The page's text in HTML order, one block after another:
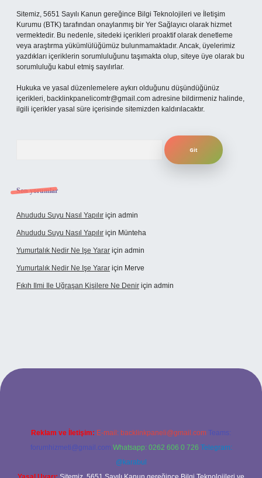
Sitemiz, 5651 Sayılı Kanun gereğince Bilgi Teknolojileri ve İletişim
Kurumu (BTK) tarafından onaylanmış bir Yer Sağlayıcı olarak hizmet
vermektedir. Bu nedenle, sitedeki içerikleri proaktif olarak denetleme
veya araştırma yükümlülüğümüz bulunmamaktadır. Ancak, üyelerimiz
yazdıkları içeriklerin sorumluluğunu taşımakta olup, siteye üye olarak bu
sorumluluğu kabul etmiş sayılırlar.
Hukuka ve yasal düzenlemelere aykırı olduğunu düşündüğünüz
içerikleri, backlinkpanelicomtr@gmail.com adresine bildirmeniz halinde,
ilgili içerikler yasal süre içerisinde sitemizden kaldırılacaktır.
Son yorumlar
Ahududu Suyu Nasıl Yapılır için admin
Ahududu Suyu Nasıl Yapılır için Münteha
Yumurtalık Nedir Ne Işe Yarar için admin
Yumurtalık Nedir Ne Işe Yarar için Merve
Fıkıh Ilmi Ile Uğraşan Kişilere Ne Denir için admin
giriş
Reklam ve İletişim: E-mail: backlinkpaneli@gmail.com Teams:
forumhizmeti@gmail.com Whatsapp: 0262 606 0 726 Telegram:
@karabul